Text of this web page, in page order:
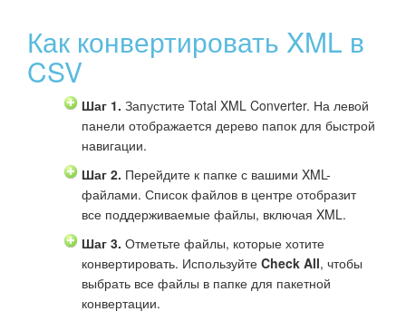
Как конвертировать XML в
CSV
Шаг 1. Запустите Total XML Converter. На левой
панели отображается дерево папок для быстрой
навигации.
Шаг 2. Перейдите к папке с вашими XML-
файлами. Список файлов в центре отобразит
все поддерживаемые файлы, включая XML.
Шаг 3. Отметьте файлы, которые хотите
конвертировать. Используйте Check All, чтобы
выбрать все файлы в папке для пакетной
конвертации.